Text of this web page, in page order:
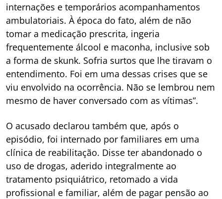
internações e temporários acompanhamentos
ambulatoriais. À época do fato, além de não
tomar a medicação prescrita, ingeria
frequentemente álcool e maconha, inclusive sob
a forma de skunk. Sofria surtos que lhe tiravam o
entendimento. Foi em uma dessas crises que se
viu envolvido na ocorrência. Não se lembrou nem
mesmo de haver conversado com as vítimas”.
O acusado declarou também que, após o
episódio, foi internado por familiares em uma
clínica de reabilitação. Disse ter abandonado o
uso de drogas, aderido integralmente ao
tratamento psiquiátrico, retomado a vida
profissional e familiar, além de pagar pensão ao